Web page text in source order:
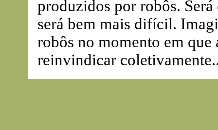
produzidos por robôs.
será bem mais difícil.
robôs no momento em
reinvindicar